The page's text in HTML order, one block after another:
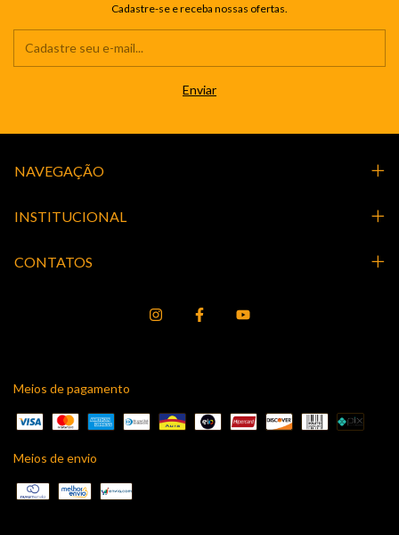
Cadastre-se e receba nossas ofertas.
NAVEGAÇÃO
INSTITUCIONAL
CONTATOS
Meios de pagamento
Meios de envio